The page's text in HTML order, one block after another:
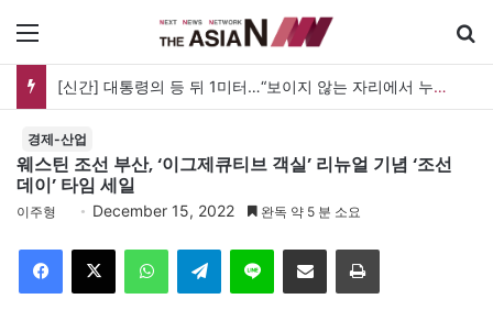
세계 코리아타운, 한인 상권 넘어 한국문화의 광장으로
경제-산업
웨스틴 조선 부산, ‘이그제큐티브 객실’ 리뉴얼 기념 ‘조선
데이’ 타임 세일
이주형 December 15, 2022 완독 약 5 분 소요
Telegram 이메일